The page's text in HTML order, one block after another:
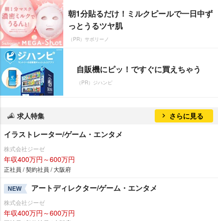
朝1分貼るだけ！ミルクピールで一日中ず
っとうるツヤ肌
（PR）サボリーノ
自販機にピッ！ですぐに買えちゃう
（PR）ジハンピ
求人特集 さらに見る
イラストレーター/ゲーム・エンタメ
株式会社ジーゼ
年収400万円～600万円
正社員 / 契約社員 / 大阪府
NEW アートディレクター/ゲーム・エンタメ
株式会社ジーゼ
年収400万円～600万円